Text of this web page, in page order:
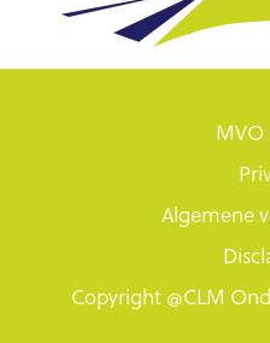
MVO
Algemene
Copyright @CLM